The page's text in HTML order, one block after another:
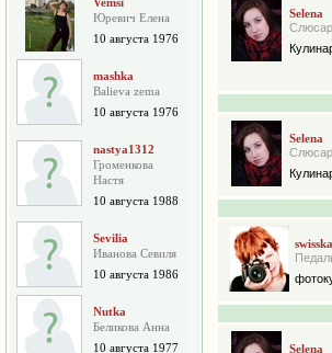
Юревич Елена
10 августа 1976
mashka
Balieva zema
10 августа 1976
nastya1312
Громенкова
Настя
10 августа 1988
Sevilia
Иванова Севиля
10 августа 1986
Nutka
Беликова Анна
10 августа 1977
Selena
Selena
swisska
Selena